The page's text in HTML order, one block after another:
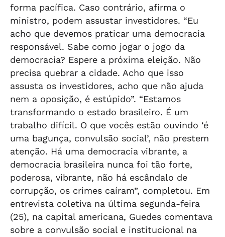
forma pacífica. Caso contrário, afirma o
ministro, podem assustar investidores. “Eu
acho que devemos praticar uma democracia
responsável. Sabe como jogar o jogo da
democracia? Espere a próxima eleição. Não
precisa quebrar a cidade. Acho que isso
assusta os investidores, acho que não ajuda
nem a oposição, é estúpido”. “Estamos
transformando o estado brasileiro. É um
trabalho difícil. O que vocês estão ouvindo ‘é
uma bagunça, convulsão social’, não prestem
atenção. Há uma democracia vibrante, a
democracia brasileira nunca foi tão forte,
poderosa, vibrante, não há escândalo de
corrupção, os crimes caíram”, completou. Em
entrevista coletiva na última segunda-feira
(25), na capital americana, Guedes comentava
sobre a convulsão social e institucional na